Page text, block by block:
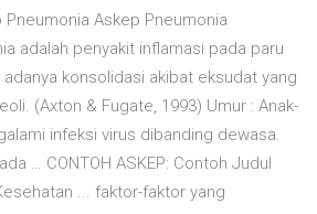
Pneumonia Askep Pneumonia
adalah penyakit inflamasi pada paru
konsolidasi akibat eksudat yang
(Axton & Fugate, 1993) Umur : Anak-
infeksi virus dibanding dewasa.
… CONTOH ASKEP: Contoh Judul
... faktor-faktor yang